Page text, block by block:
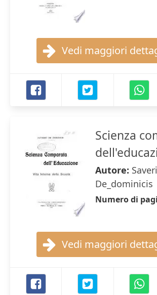
Vedi maggiori
Scienza
Autore:
De_dominicis
Numero di
Vedi maggiori